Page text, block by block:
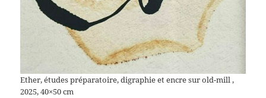
Ether, études préparatoire, digraphie et encre sur old-mill ,
2025, 40×50 cm